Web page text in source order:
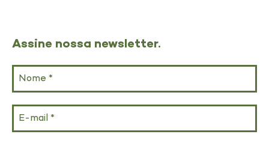
Assine nossa newsletter.